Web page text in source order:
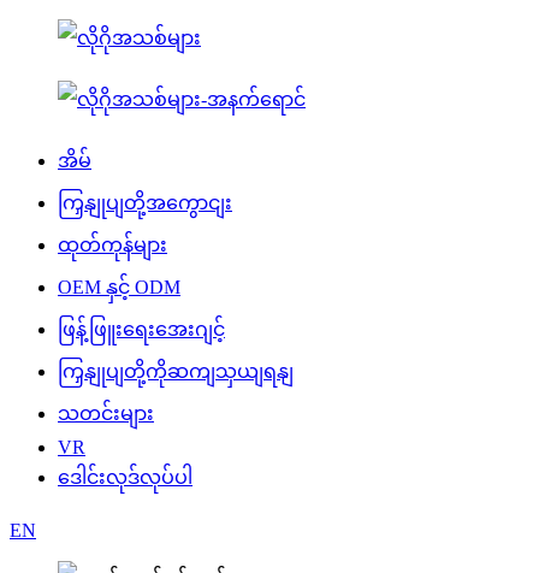
အိမ်
ကြှနျုပျတို့အကွောငျး
ထုတ်ကုန်များ
OEM နှင့် ODM
ဖြန့်ဖြူးရေးအေးဂျင့်
ကြှနျုပျတို့ကိုဆကျသှယျရနျ
သတင်းများ
VR
ဒေါင်းလုဒ်လုပ်ပါ
EN